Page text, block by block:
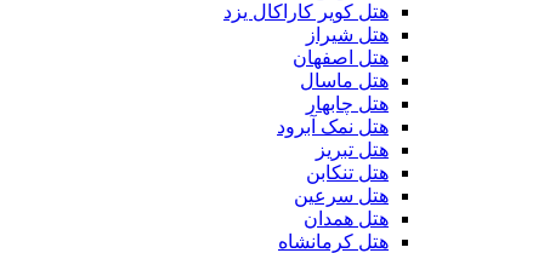
هتل کویر کاراکال یزد
هتل شیراز
هتل اصفهان
هتل ماسال
هتل چابهار
هتل نمک آبرود
هتل تبریز
هتل تنکابن
هتل سرعین
هتل همدان
هتل کرمانشاه